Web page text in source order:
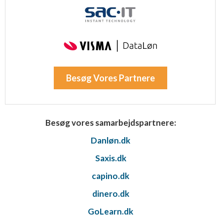
Besøg Vores Partnere
Besøg vores samarbejdspartnere:
Danløn.dk
Saxis.dk
capino.dk
dinero.dk
GoLearn.dk